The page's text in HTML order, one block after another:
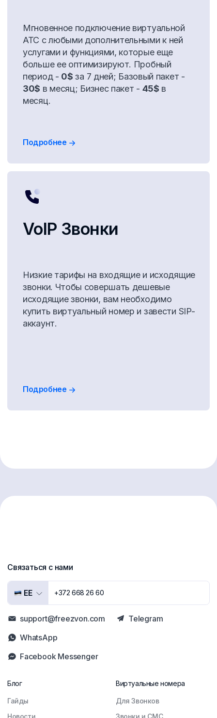
Мгновенное подключение виртуальной
АТС с любыми дополнительными к ней
услугами и функциями, которые еще
больше ее оптимизируют. Пробный
период - 0$ за 7 дней; Базовый пакет -
30$ в месяц; Бизнес пакет - 45$ в
месяц.
Подробнее
VoIP Звонки
Низкие тарифы на входящие и исходящие
звонки. Чтобы совершать дешевые
исходящие звонки, вам необходимо
купить виртуальный номер и завести SIP-
аккаунт.
Подробнее
Связаться с нами
EE +372 668 26 60
support@freezvon.com
Facebook Messenger
Telegram
WhatsApp
Блог
Гайды
Новости
Виртуальные номера
Для Звонков
Звонки и СМС